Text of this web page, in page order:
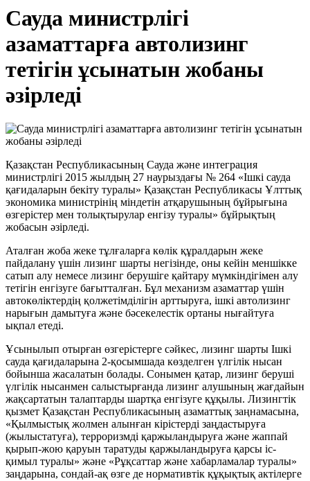
Сауда министрлігі
азаматтарға автолизинг
тетігін ұсынатын жобаны
әзірледі
Қазақстан Республикасының Сауда және интеграция
министрлігі 2015 жылдың 27 наурыздағы № 264 «Ішкі сауда
қағидаларын бекіту туралы» Қазақстан Республикасы Ұлттық
экономика министрінің міндетін атқарушының бұйрығына
өзгерістер мен толықтырулар енгізу туралы» бұйрықтың
жобасын әзірледі.
Аталған жоба жеке тұлғаларға көлік құралдарын жеке
пайдалану үшін лизинг шарты негізінде, оны кейін меншікке
сатып алу немесе лизинг берушіге қайтару мүмкіндігімен алу
тетігін енгізуге бағытталған. Бұл механизм азаматтар үшін
автокөліктердің қолжетімділігін арттыруға, ішкі автолизинг
нарығын дамытуға және бәсекелестік ортаны нығайтуға
ықпал етеді.
Ұсынылып отырған өзгерістерге сәйкес, лизинг шарты Ішкі
сауда қағидаларына 2-қосымшада көзделген үлгілік нысан
бойынша жасалатын болады. Сонымен қатар, лизинг беруші
үлгілік нысанмен салыстырғанда лизинг алушының жағдайын
жақсартатын талаптарды шартқа енгізуге құқылы. Лизингтік
қызмет Қазақстан Республикасының азаматтық заңнамасына,
«Қылмыстық жолмен алынған кірістерді заңдастыруға
(жылыстатуға), терроризмді қаржыландыруға және жаппай
қырып-жою қаруын таратуды қаржыландыруға қарсы іс-
қимыл туралы» және «Рұқсаттар және хабарламалар туралы»
заңдарына, сондай-ақ өзге де нормативтік құқықтық актілерге